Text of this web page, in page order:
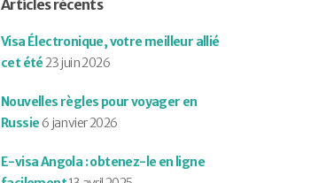
Articles récents
Visa Électronique, votre meilleur allié
cet été23 juin 2026
Nouvelles règles pour voyager en
Russie 6 janvier 2026
E-visa Angola : obtenez-le en ligne